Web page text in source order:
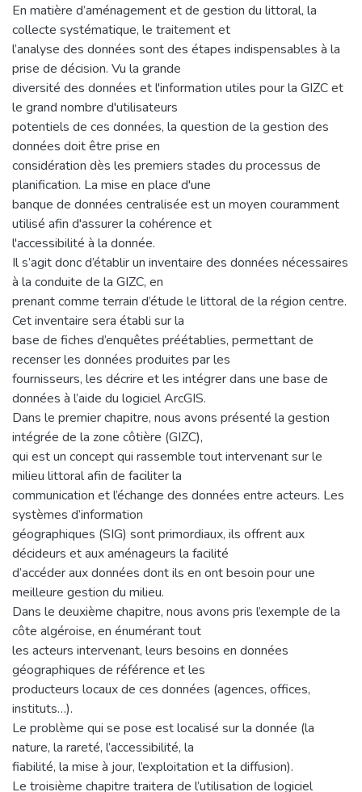
En matière d’aménagement et de gestion du littoral, la
collecte systématique, le traitement et
l’analyse des données sont des étapes indispensables à la
prise de décision. Vu la grande
diversité des données et l'information utiles pour la GIZC et
le grand nombre d'utilisateurs
potentiels de ces données, la question de la gestion des
données doit être prise en
considération dès les premiers stades du processus de
planification. La mise en place d'une
banque de données centralisée est un moyen couramment
utilisé afin d'assurer la cohérence et
l'accessibilité à la donnée.
Il s’agit donc d’établir un inventaire des données nécessaires
à la conduite de la GIZC, en
prenant comme terrain d’étude le littoral de la région centre.
Cet inventaire sera établi sur la
base de fiches d’enquêtes préétablies, permettant de
recenser les données produites par les
fournisseurs, les décrire et les intégrer dans une base de
données à l’aide du logiciel ArcGIS.
Dans le premier chapitre, nous avons présenté la gestion
intégrée de la zone côtière (GIZC),
qui est un concept qui rassemble tout intervenant sur le
milieu littoral afin de faciliter la
communication et l’échange des données entre acteurs. Les
systèmes d’information
géographiques (SIG) sont primordiaux, ils offrent aux
décideurs et aux aménageurs la facilité
d’accéder aux données dont ils en ont besoin pour une
meilleure gestion du milieu.
Dans le deuxième chapitre, nous avons pris l’exemple de la
côte algéroise, en énumérant tout
les acteurs intervenant, leurs besoins en données
géographiques de référence et les
producteurs locaux de ces données (agences, offices,
instituts…).
Le problème qui se pose est localisé sur la donnée (la
nature, la rareté, l’accessibilité, la
fiabilité, la mise à jour, l’exploitation et la diffusion).
Le troisième chapitre traitera de l’utilisation de logiciel